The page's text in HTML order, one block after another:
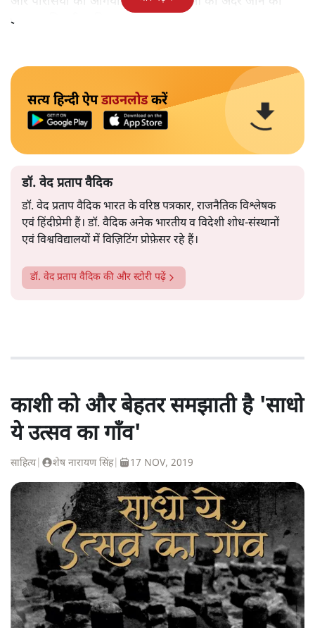
इजाजत मिलनी चाहिए।
सत्य हिन्दी ऐपडाउनलोडकरें
डॉ. वेद प्रताप वैदिक
डॉ. वेद प्रताप वैदिक भारत के वरिष्ठ पत्रकार, राजनैतिक विश्लेषक
एवं हिंदीप्रेमी हैं। डॉ. वैदिक अनेक भारतीय व विदेशी शोध-संस्थानों
एवं विश्वविद्यालयों में विज़िटिंग प्रोफ़ेसर रहे हैं।
डॉ. वेद प्रताप वैदिक की और स्टोरी पढ़ें
काशी को और बेहतर समझाती है 'साधो
ये उत्सव का गाँव'
साहित्य| शेष नारायण सिंह| 17 NOV, 2019